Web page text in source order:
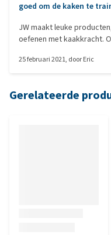
goed om de kaken te
JW maakt leuke
oefenen met kaakkracht.
25 februari 2021, doorEric
Gerelateerde